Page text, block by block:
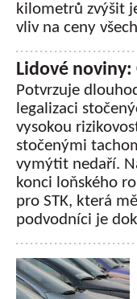
kilometrů zvýšit
vliv na ceny
Lidové
Potvrzuje
legalizaci
vysokou
stočenými
vymýtit nedaří.
konci loňského
pro STK, která
podvodníci je